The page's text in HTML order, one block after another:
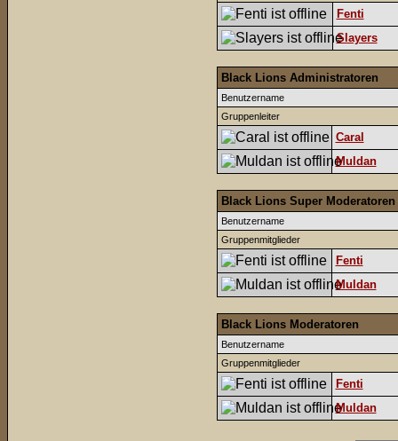
Fenti
Slayers
Black Lions Administratoren
Benutzername
Gruppenleiter
Caral
Muldan
Black Lions Super Moderatoren
Benutzername
Gruppenmitglieder
Fenti
Muldan
Black Lions Moderatoren
Benutzername
Gruppenmitglieder
Fenti
Muldan